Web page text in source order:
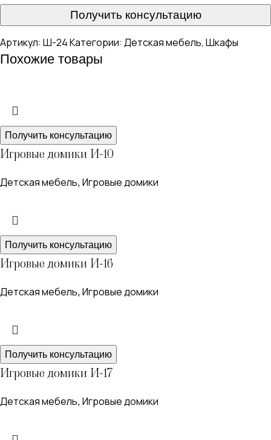
Получить консультацию
Артикул: Ш-24Категории: Детская мебель, Шкафы
Похожие товары
Получить консультацию
Игровые домики И-10
Детская мебель, Игровые домики
Получить консультацию
Игровые домики И-16
Детская мебель, Игровые домики
Получить консультацию
Игровые домики И-17
Детская мебель, Игровые домики